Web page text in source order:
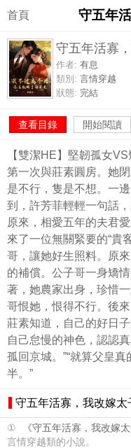
首頁 守五年
守五年活寡
作者: 有息
類別: 言情穿越
狀態: 完結
查看目錄 開始閱讀
【雙潔HE】堅韌孤女
第一次與莊素圓房。她
是不行，隻是不想。一
到，許芳菲輕輕一句話
原來，相愛五年的夫君
來了一位無關緊要的“貴
哥，讓她好生照料。原
的補償。公子哥一身矯
著，她農家出身，珍惜
哥恨她，恨得不行。後
莊素知道，自己的好日
自己怠慢的神色，認認
孤回京城。”“就算父皇
半。”
守五年活寡，我改嫁太
① 《守五年活寡，我改嫁太
言情穿越類的小說。